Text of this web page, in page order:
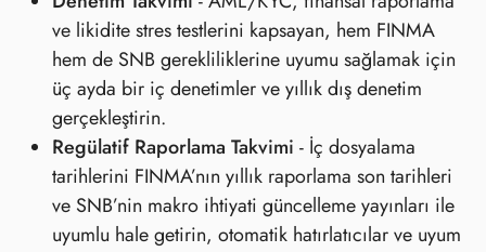
ve likidite stres testlerini kapsayan, hem FINMA
hem de SNB gerekliliklerine uyumu sağlamak için
üç ayda bir iç denetimler ve yıllık dış denetim
gerçekleştirin.
Regülatif Raporlama Takvimi - İç dosyalama
tarihlerini FINMA’nın yıllık raporlama son tarihleri
ve SNB’nin makro ihtiyati güncelleme yayınları ile
uyumlu hale getirin, otomatik hatırlatıcılar ve uyum